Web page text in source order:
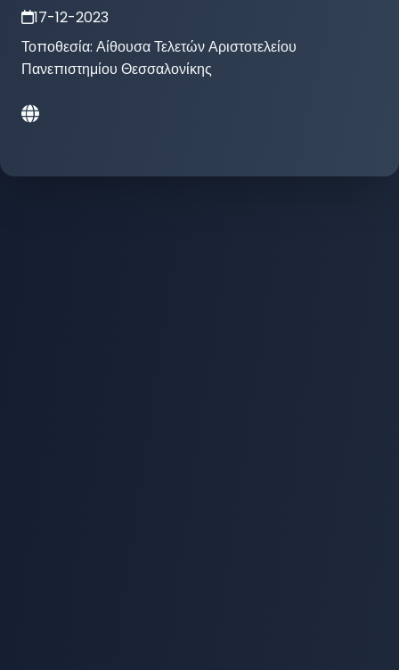
17-12-2023
Τοποθεσία: Αίθουσα Τελετών Αριστοτελείου
Πανεπιστημίου Θεσσαλονίκης